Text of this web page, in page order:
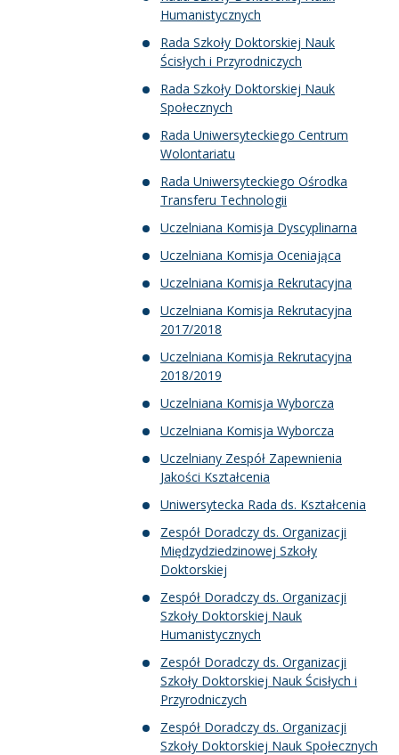
Humanistycznych
Rada Szkoły Doktorskiej Nauk
Ścisłych i Przyrodniczych
Rada Szkoły Doktorskiej Nauk
Społecznych
Rada Uniwersyteckiego Centrum
Wolontariatu
Rada Uniwersyteckiego Ośrodka
Transferu Technologii
Uczelniana Komisja Dyscyplinarna
Uczelniana Komisja Oceniająca
Uczelniana Komisja Rekrutacyjna
Uczelniana Komisja Rekrutacyjna
2017/2018
Uczelniana Komisja Rekrutacyjna
2018/2019
Uczelniana Komisja Wyborcza
Uczelniana Komisja Wyborcza
Uczelniany Zespół Zapewnienia
Jakości Kształcenia
Uniwersytecka Rada ds. Kształcenia
Zespół Doradczy ds. Organizacji
Międzydziedzinowej Szkoły
Doktorskiej
Zespół Doradczy ds. Organizacji
Szkoły Doktorskiej Nauk
Humanistycznych
Zespół Doradczy ds. Organizacji
Szkoły Doktorskiej Nauk Ścisłych i
Przyrodniczych
Zespół Doradczy ds. Organizacji
Szkoły Doktorskiej Nauk Społecznych